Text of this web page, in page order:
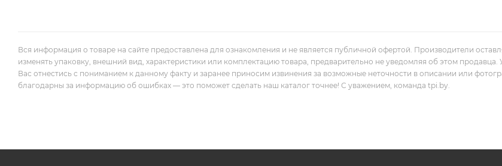
Вся информация о товаре на сайте предоставлена для ознакомления и не является публичной офертой. Производители
изменять упаковку, внешний вид, характеристики или комплектацию товара, предварительно не уведомляя об этом
Вас отнестись с пониманием к данному факту и заранее приносим извинения за возможные неточности в описании или
благодарны за информацию об ошибках — это поможет сделать наш каталог точнее! С уважением, команда tpi.by.